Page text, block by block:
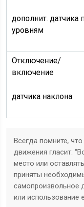
дополнит. датчика
уровням
Отключение/
включение
датчика наклона
Всегда помните,
движения гласит:
место или
приняты
самопроизвольное
или использование